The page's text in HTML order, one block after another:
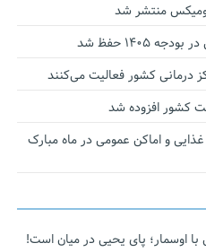
منتشر شد
۱۴۰۵ حفظ شد
و اماکن عمومی در ماه مبارک
اوسمار؛ پای یحیی در میان است!